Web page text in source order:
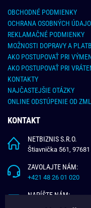
OBCHODNÉ PODMIENKY
OCHRANA OSOBNÝCH
REKLAMAČNÉ PODMIENKY
MOŽNOSTI DOPRAVY A
AKO POSTUPOVAŤ PRI
AKO POSTUPOVAŤ PRI
KONTAKTY
NAJČASTEJŠIE OTÁZKY
ONLINE ODSTÚPENIE OD
KONTAKT
NETBIZNIS S.R.O.
Štiavnička 561,
ZAVOLAJTE NÁM:
+421 48 26 01 020
NAPÍŠTE NÁM: